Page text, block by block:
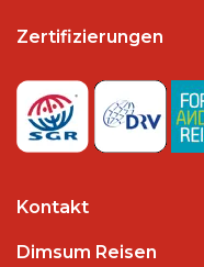
Zertifizierungen
Kontakt
Dimsum Reisen